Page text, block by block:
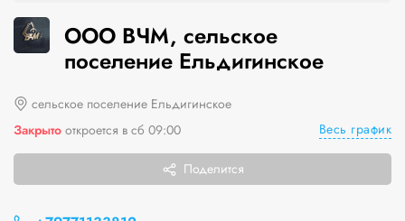
ООО ВЧМ, сельское
поселение Ельдигинское
сельское поселение Ельдигинское
Закрыто откроется в сб 09:00 Весь график
Поделится